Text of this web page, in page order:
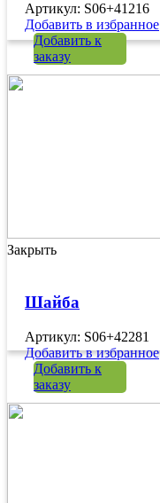
Артикул: S06+41216
Добавить в избранное
Добавить к
заказу
Закрыть
Шайба
Артикул: S06+42281
Добавить в избранное
Добавить к
заказу